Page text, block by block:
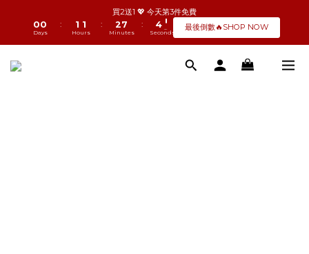
買2送1 💖 今天第3件免費
00
Days
:
1
0
1
0
Hours
:
3
2
1
8
7
6
Minutes
:
5
4
3
1
0
Seconds
最後倒數🔥SHOP NOW